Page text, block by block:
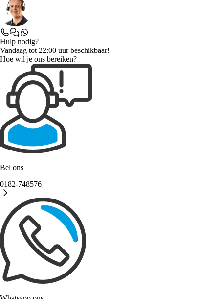
Hulp nodig?
Vandaag tot 22:00 uur beschikbaar!
Hoe wil je ons bereiken?
Bel ons
0182-748576